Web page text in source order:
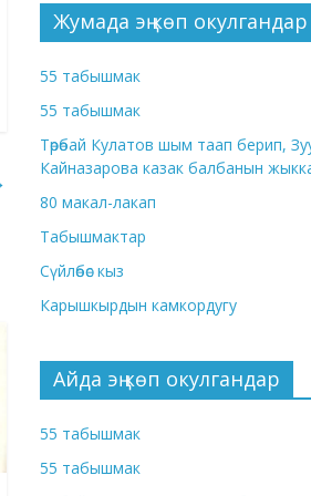
Жумада эң көп окулгандар
55 табышмак
55 табышмак
Төрөбай Кулатов шым таап берип,
Кайназарова казак балбанын
80 макал-лакап
Табышмактар
Сүйлөбөс кыз
Карышкырдын камкордугу
Айда эң көп окулгандар
55 табышмак
55 табышмак